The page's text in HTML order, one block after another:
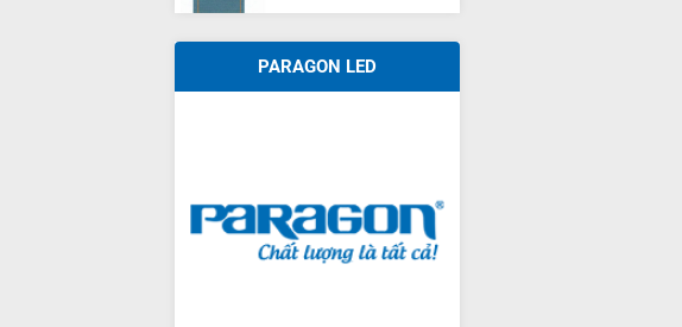
PARAGON LED